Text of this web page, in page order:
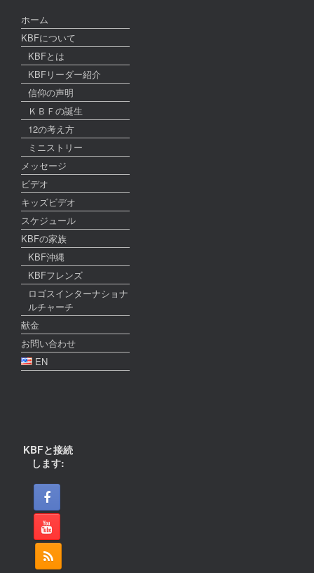
ホーム
KBFについて
KBFとは
KBFリーダー紹介
信仰の声明
ＫＢＦの誕生
12の考え方
ミニストリー
メッセージ
ビデオ
キッズビデオ
スケジュール
KBFの家族
KBF沖縄
KBFフレンズ
ロゴスインターナショナ
ルチャーチ
献金
お問い合わせ
EN
KBFと接続
します: